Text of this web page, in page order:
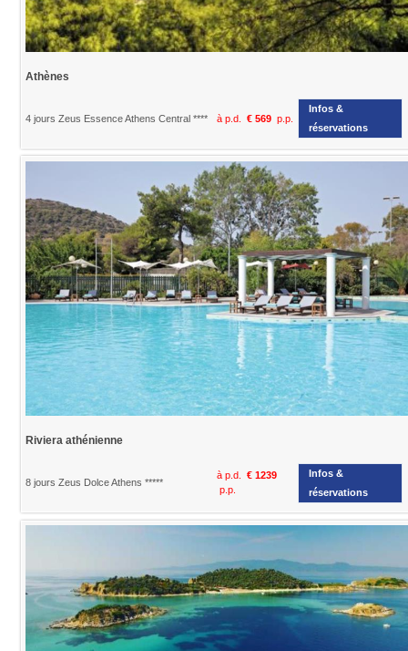
Athènes
4 jours Zeus Essence Athens Central **** à p.d. € 569 p.p.
Infos &
réservations
Riviera athénienne
8 jours Zeus Dolce Athens *****
à p.d.
€ 1239
p.p.
Infos &
réservations